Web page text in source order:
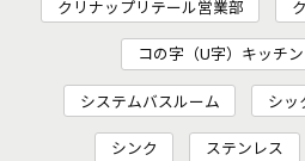
クリナップリテール営業部
コの字（U字）キッチン
システムバスルーム シッ
シンク ステンレス